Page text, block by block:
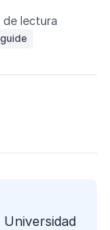
de lectura